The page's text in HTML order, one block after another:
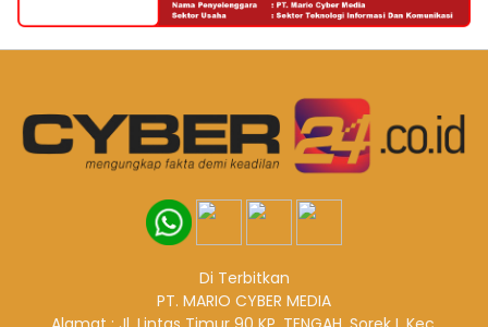
Di Terbitkan
PT. MARIO CYBER MEDIA